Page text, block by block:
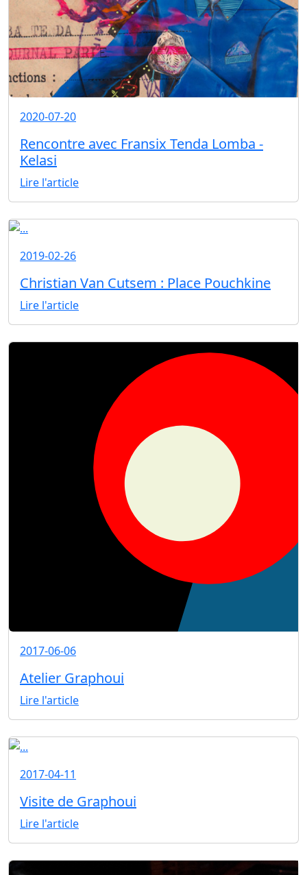
2020-07-20
Rencontre avec Fransix Tenda Lomba -
Kelasi
Lire l'article
2019-02-26
Christian Van Cutsem : Place Pouchkine
Lire l'article
2017-06-06
Atelier Graphoui
Lire l'article
2017-04-11
Visite de Graphoui
Lire l'article